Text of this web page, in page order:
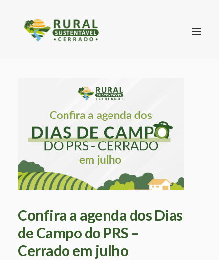
SEARCH
Confira a agenda dos Dias
de Campo do PRS –
Cerrado em julho